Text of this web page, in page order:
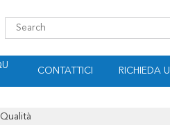
CONTATTICI RICHIEDA